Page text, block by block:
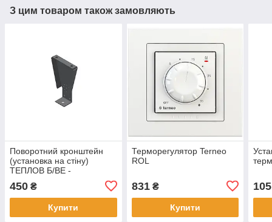
З цим товаром також замовляють
Поворотний кронштейн
(установка на стіну)
ТЕПЛОВ Б/ВЕ -
450 ₴
Купити
Терморегулятор Terneo
ROL
831₴
Купити
105